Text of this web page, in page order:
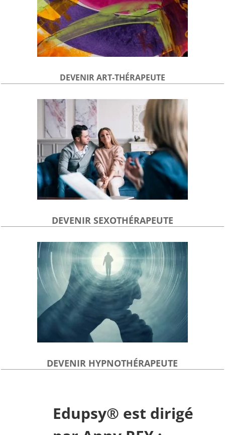
DEVENIRART-THÉRAPEUTE
DEVENIR SEXOTHÉRAPEUTE
DEVENIR HYPNOTHÉRAPEUTE
Edupsy® est dirigé